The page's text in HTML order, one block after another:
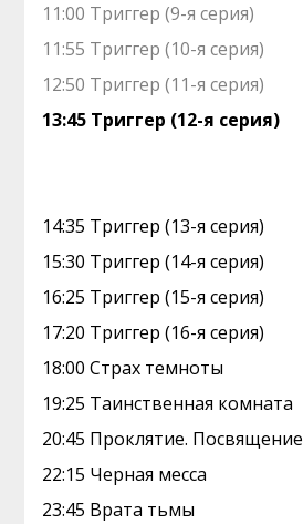
11:00 Триггер (9-я серия)
11:55 Триггер (10-я серия)
12:50 Триггер (11-я серия)
13:45 Триггер (12-я серия)
14:35 Триггер (13-я серия)
15:30 Триггер (14-я серия)
16:25 Триггер (15-я серия)
17:20 Триггер (16-я серия)
18:00 Страх темноты
19:25 Таинственная комната
20:45 Проклятие. Посвящение
22:15 Черная месса
23:45 Врата тьмы